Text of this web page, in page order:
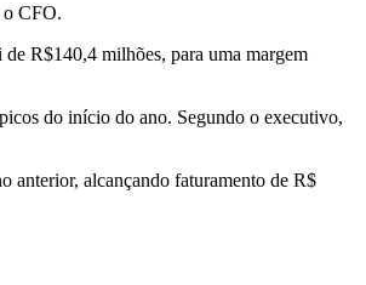
o CFO.
R$140,4 milhões, para uma margem
do início do ano. Segundo o executivo,
anterior, alcançando faturamento de R$